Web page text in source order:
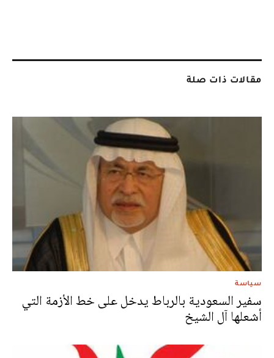
مقالات ذات صلة
سياسة
سفير السعودية بالرباط يدخل على خط الأزمة التي
أشعلها آل الشيخ